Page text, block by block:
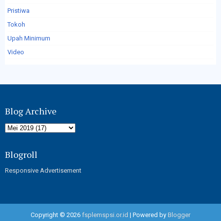
Pristiwa
Tokoh
Upah Minimum
Video
Blog Archive
Blogroll
Responsive Advertisement
Copyright © 2026 fsplemspsi.or.id | Powered by Blogger